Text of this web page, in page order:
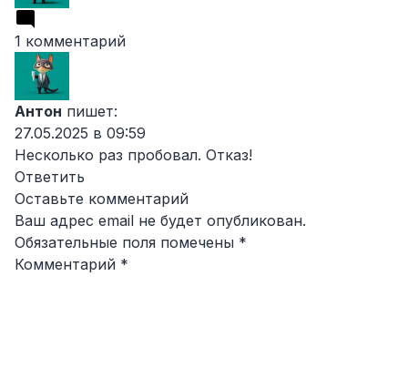
1 комментарий
Антон пишет:
27.05.2025 в 09:59
Несколько раз пробовал. Отказ!
Ответить
Оставьте комментарий
Ваш адрес email не будет опубликован.
Обязательные поля помечены *
Комментарий *